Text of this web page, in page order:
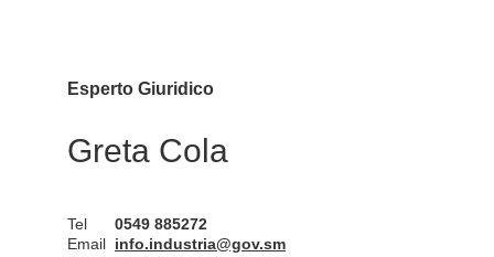
Esperto Giuridico
Greta Cola
Tel
0549 885272
Email info.industria@gov.sm